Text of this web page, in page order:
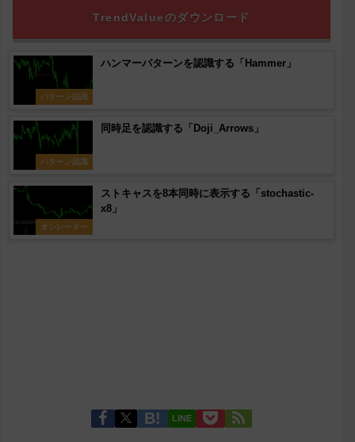
TrendValueのダウンロード
パターン認識
ハンマーパターンを認識する「Hammer」
パターン認識
同時足を認識する「Doji_Arrows」
オシレーター
ストキャスを8本同時に表示する「stochastic-
x8」
LINE